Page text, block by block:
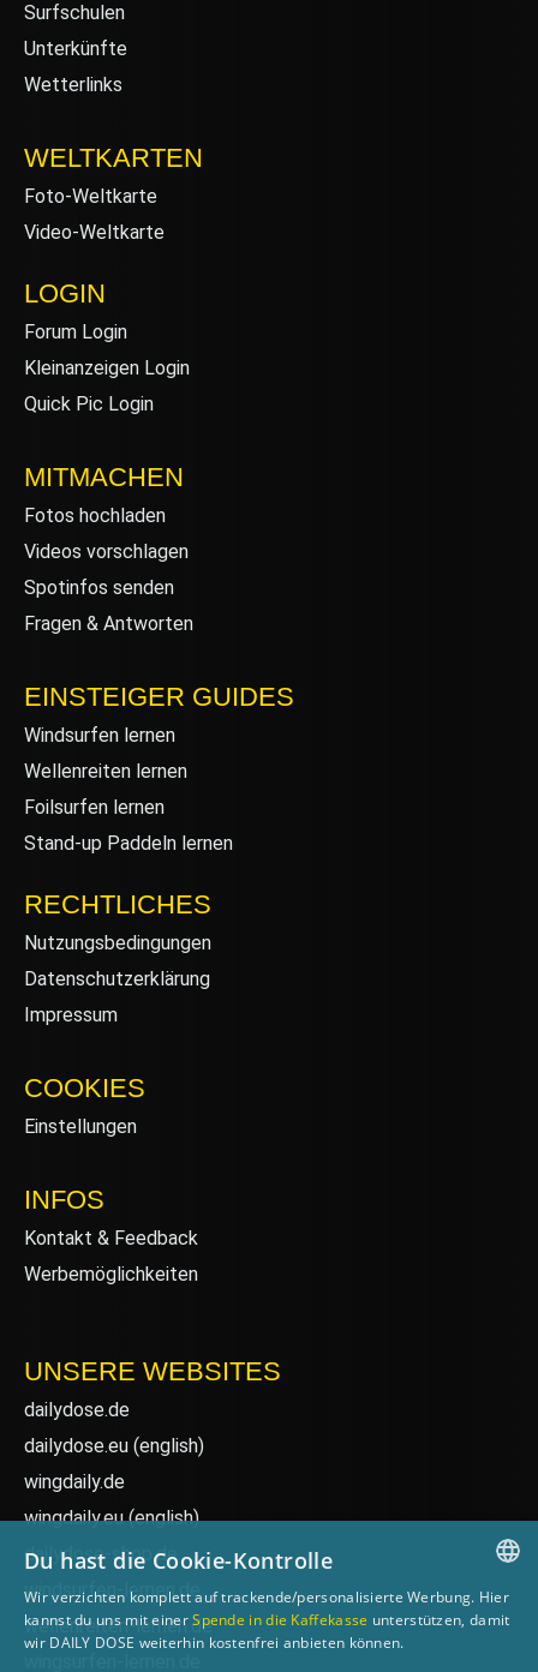
Surfschulen
Unterkünfte
Wetterlinks
WELTKARTEN
Foto-Weltkarte
Video-Weltkarte
LOGIN
Forum Login
Kleinanzeigen Login
Quick Pic Login
MITMACHEN
Fotos hochladen
Videos vorschlagen
Spotinfos senden
Fragen & Antworten
EINSTEIGER GUIDES
Windsurfen lernen
Wellenreiten lernen
Foilsurfen lernen
Stand-up Paddeln lernen
RECHTLICHES
Nutzungsbedingungen
Datenschutzerklärung
Impressum
COOKIES
Einstellungen
INFOS
Kontakt & Feedback
Werbemöglichkeiten
UNSERE WEBSITES
dailydose.de
dailydose.eu (english)
wingdaily.de
wingdaily.eu(english)
dailydose-shop.de
windsurfen-lernen.de
wellenreiten-lernen.de
GERMAN
Du hast die Cookie-Kontrolle
Wir verzichten komplett auf trackende/personalisierte Werbung. Hier
kannst du uns mit einerSpende in die Kaffekasse unterstützen, damit
wir DAILY DOSE weiterhin kostenfrei anbieten können.